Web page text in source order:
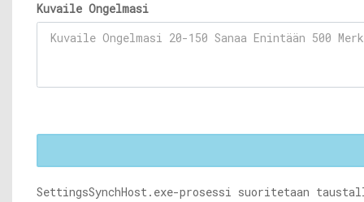
Kuvaile Ongelmasi
SettingsSynchHost.exe-prosessi suoritetaan